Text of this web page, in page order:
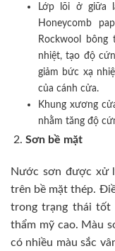
Lớp lõi ở giữa
Honeycomb
Rockwool
nhiệt, tạo độ
giảm bức xạ
của cánh cửa.
Khung xương
nhằm tăng độ
Sơn bề mặt
Nước sơn được xử
trên bề mặt thép.
trong trạng thái tốt
thẩm mỹ cao. Màu
có nhiều màu sắc